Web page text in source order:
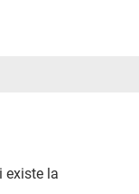
existe la